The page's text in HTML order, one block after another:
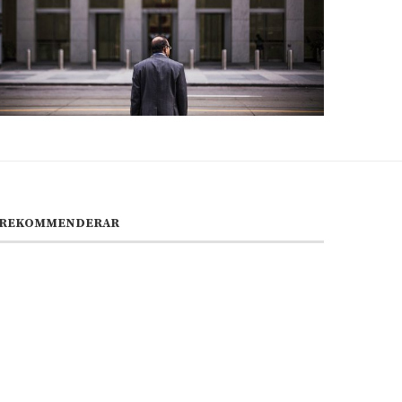
REKOMMENDERAR